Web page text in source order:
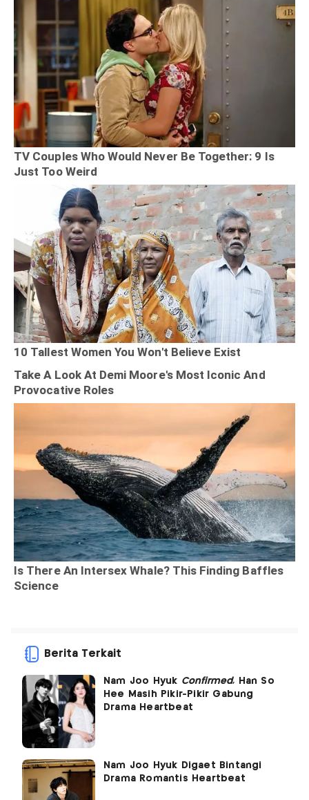
Berita Terkait
Nam Joo Hyuk Confirmed, Han So
Hee Masih Pikir-Pikir Gabung
Drama Heartbeat
Nam Joo Hyuk Digaet Bintangi
Drama Romantis Heartbeat